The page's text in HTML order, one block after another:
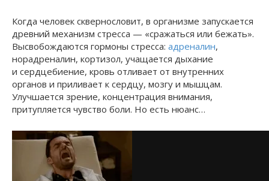
Когда человек сквернословит, в организме запускается
древний механизм стресса — «сражаться или бежать».
Высвобождаются гормоны стресса: адреналин,
норадреналин, кортизол, учащается дыхание
и сердцебиение, кровь отливает от внутренних
органов и приливает к сердцу, мозгу и мышцам.
Улучшается зрение, концентрация внимания,
притупляется чувство боли. Но есть нюанс…